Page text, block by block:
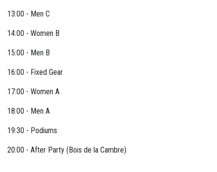
13:00 - Men C
14:00 - Women B
15:00 - Men B
16:00 - Fixed Gear
17:00 - Women A
18:00 - Men A
19:30 - Podiums
20:00 - After Party (Bois de la Cambre)